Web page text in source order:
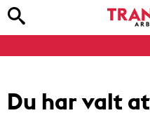
Du har valt